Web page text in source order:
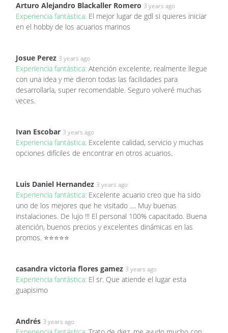
Arturo Alejandro Blackaller Romero 3 years ago
Experiencia fantástica: El mejor lugar de gdl si quieres iniciar
en el hobby de los acuarios marinos
Josue Perez 3 years ago
Experiencia fantástica: Atención excelente, realmente llegue
con una idea y me dieron todas las facilidades para
desarrollarla, super recomendable. Seguro volveré muchas
veces.
Ivan Escobar 3 years ago
Experiencia fantástica: Excelente calidad, servicio y muchas
opciones difíciles de encontrar en otros acuarios.
Luis Daniel Hernandez 3 years ago
Experiencia fantástica: Excelente acuario creo que ha sido
uno de los mejores que he visitado .... Muy buenas
instalaciones. De lujo !!! El personal 100% capacitado. Buena
atención, buenos precios y excelentes dinámicas en las
promos. ⭐⭐⭐⭐⭐
casandra victoria flores gamez 3 years ago
Experiencia fantástica: El sr. Que atiende el lugar esta
guapisimo
Andrés 3 years ago